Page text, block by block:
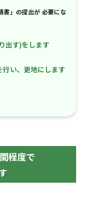
書」の提出が 必要にな
出す)をします
い、更地にします
程度で